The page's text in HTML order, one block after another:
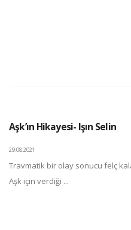
Aşk’ın Hikayesi- Işın Selin
29.08.2021
Travmatik bir olay sonucu felç
Aşk için verdiği ...